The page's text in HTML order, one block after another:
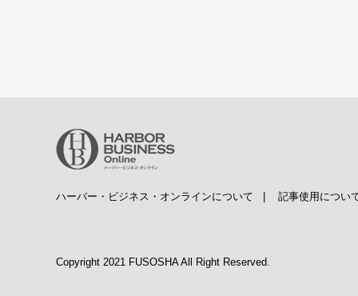
ハーバー・ビジネス・オンラインについて | 記事使用につい
Copyright 2021 FUSOSHA All Right Reserved.